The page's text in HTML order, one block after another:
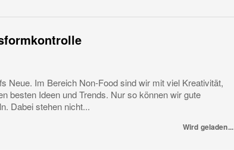
Neue. Im Bereich Non-Food sind wir mit viel Kreativität,
besten Ideen und Trends. Nur so können wir gute
Dabei stehen nicht...
Wird geladen...